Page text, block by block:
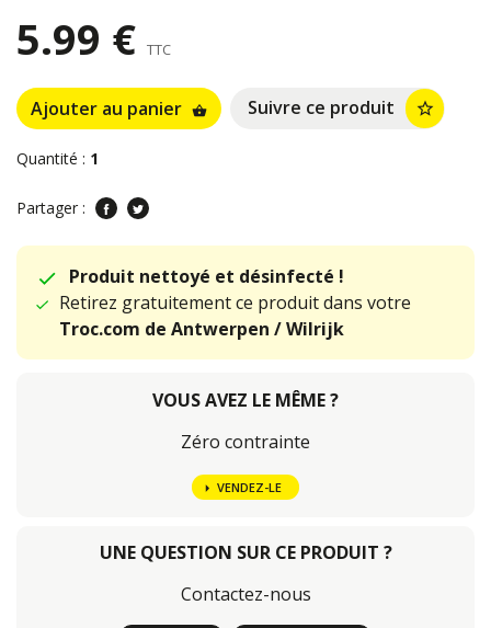
5.99 € TTC
Ajouter au panier shopping_basket Suivre ce produit star_border
Quantité : 1
Partager :
Produit nettoyé et désinfecté !
Retirez gratuitement ce produit dans votre
Troc.com de Antwerpen / Wilrijk
VOUS AVEZ LE MÊME ?
Zéro contrainte
VENDEZ-LE
UNE QUESTION SUR CE PRODUIT ?
Contactez-nous